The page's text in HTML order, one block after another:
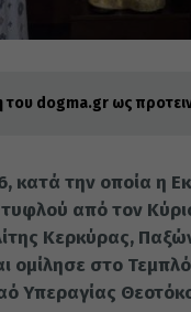
dogma.gr ως
κατά την οποία η
από τον
Κερκύρας,
ομίλησε στο
Υπεραγίας